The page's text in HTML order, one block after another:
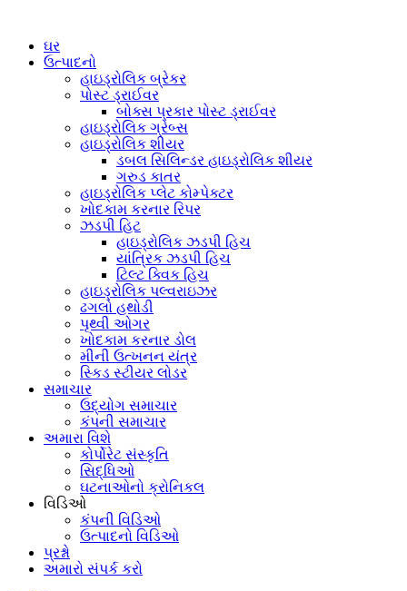
ઘર
ઉત્પાદનો
હાઇડ્રોલિક બ્રેકર
પોસ્ટ ડ્રાઈવર
બોક્સ પ્રકાર પોસ્ટ ડ્રાઈવર
હાઇડ્રોલિક ગ્રેબ્સ
હાઇડ્રોલિક શીયર
ડબલ સિલિન્ડર હાઇડ્રોલિક શીયર
ગરુડ કાતર
હાઇડ્રોલિક પ્લેટ કોમ્પેક્ટર
ખોદકામ કરનાર રિપર
ઝડપી હિટ
હાઇડ્રોલિક ઝડપી હિચ
યાંત્રિક ઝડપી હિચ
ટિલ્ટ ક્વિક હિચ
હાઇડ્રોલિક પલ્વરાઇઝર
ઢગલો હથોડી
પૃથ્વી ઓગર
ખોદકામ કરનાર ડોલ
મીની ઉત્ખનન યંત્ર
સ્કિડ સ્ટીયર લોડર
સમાચાર
ઉદ્યોગ સમાચાર
કંપની સમાચાર
અમારા વિશે
કોર્પોરેટ સંસ્કૃતિ
સિદ્ધિઓ
ઘટનાઓનો ક્રોનિકલ
વિડિઓ
કંપની વિડિઓ
ઉત્પાદનો વિડિઓ
પ્રશ્નો
અમારો સંપર્ક કરો